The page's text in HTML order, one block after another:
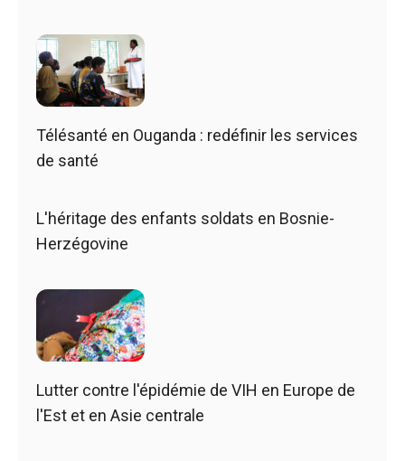
Télésanté en Ouganda : redéfinir les services
de santé
L'héritage des enfants soldats en Bosnie-
Herzégovine
Lutter contre l'épidémie de VIH en Europe de
l'Est et en Asie centrale